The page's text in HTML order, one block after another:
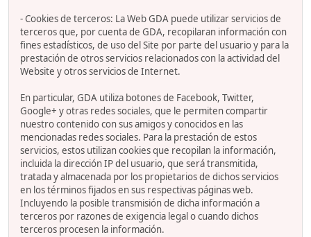
- Cookies de terceros: La Web GDA puede utilizar servicios de
terceros que, por cuenta de GDA, recopilaran información con
fines estadísticos, de uso del Site por parte del usuario y para la
prestación de otros servicios relacionados con la actividad del
Website y otros servicios de Internet.
En particular, GDA utiliza botones de Facebook, Twitter,
Google+ y otras redes sociales, que le permiten compartir
nuestro contenido con sus amigos y conocidos en las
mencionadas redes sociales. Para la prestación de estos
servicios, estos utilizan cookies que recopilan la información,
incluida la dirección IP del usuario, que será transmitida,
tratada y almacenada por los propietarios de dichos servicios
en los términos fijados en sus respectivas páginas web.
Incluyendo la posible transmisión de dicha información a
terceros por razones de exigencia legal o cuando dichos
terceros procesen la información.